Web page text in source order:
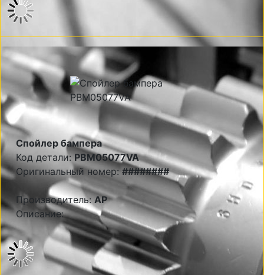
Спойлер бампера
Код детали:PBM05077VA
Оригинальный номер:########
Производитель:AP
Описание: